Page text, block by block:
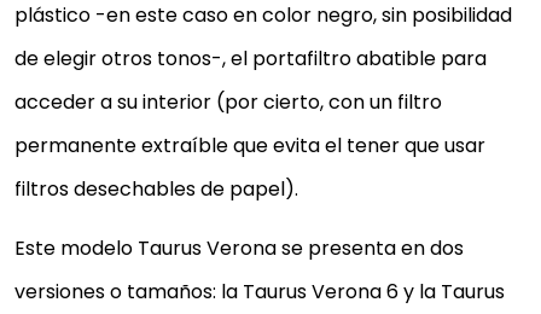
plástico -en este caso en color negro, sin posibilidad
de elegir otros tonos-, el portafiltro abatible para
acceder a su interior (por cierto, con un filtro
permanente extraíble que evita el tener que usar
filtros desechables de papel).
Este modelo Taurus Verona se presenta en dos
versiones o tamaños: la Taurus Verona 6 y la Taurus